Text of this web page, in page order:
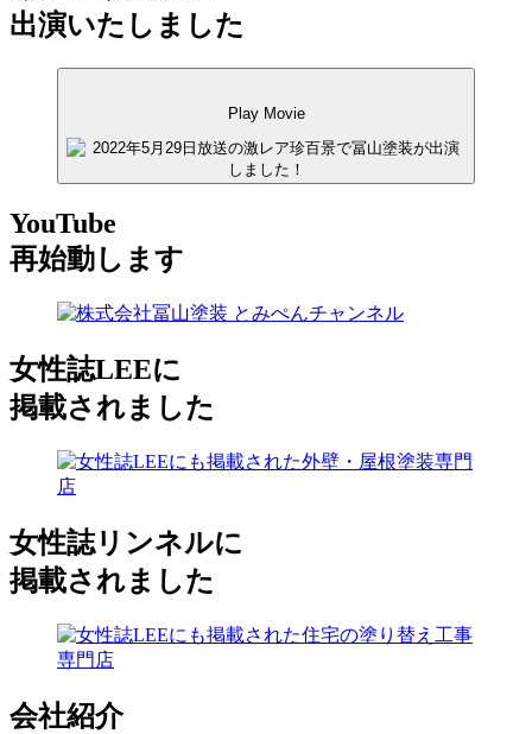
出演いたしました
Play Movie
YouTube
再始動します
女性誌LEEに
掲載されました
女性誌リンネルに
掲載されました
会社紹介